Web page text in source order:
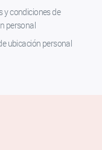
y condiciones de
personal
ubicación personal